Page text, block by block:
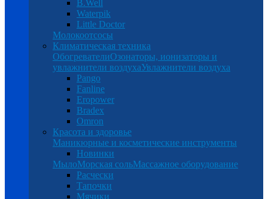
B.Well
Waterpik
Little Doctor
Молокоотсосы
Климатическая техника
ОбогревателиОзонаторы, ионизаторы и
увлажнители воздухаУвлажнители воздуха
Pango
Fanline
Eropower
Bradex
Omron
Красота и здоровье
Маникюрные и косметические инструменты
Новинки
МылоМорская сольМассажное оборудование
Расчески
Тапочки
Мячики